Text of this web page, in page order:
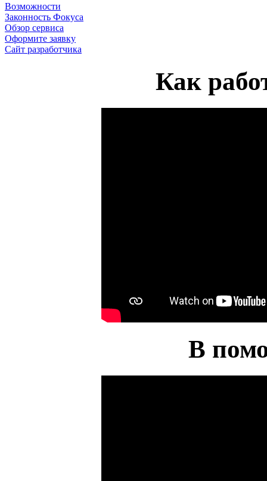
Возможности
Законность Фокуса
Обзор сервиса
Оформите заявку
Сайт разработчика
Как
В